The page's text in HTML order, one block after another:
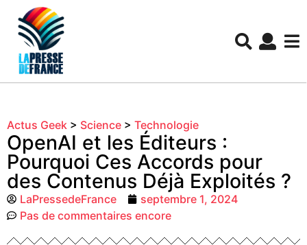
Actus Geek > Science > Technologie
OpenAI et les Éditeurs :
Pourquoi Ces Accords pour
des Contenus Déjà Exploités ?
LaPressedeFrance
septembre 1, 2024
Pas de commentaires encore